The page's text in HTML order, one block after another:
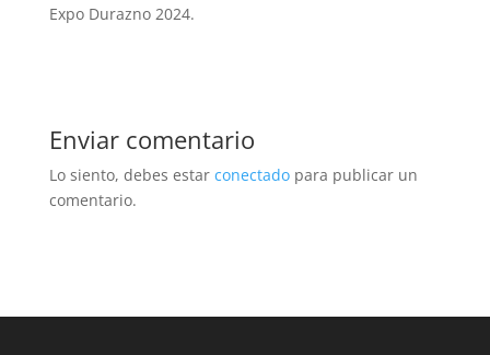
Expo Durazno 2024.
Enviar comentario
Lo siento, debes estar conectadopara publicar un
comentario.